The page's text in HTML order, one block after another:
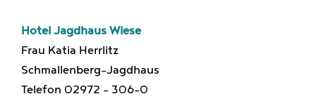
Hotel Jagdhaus Wiese
Frau Katia Herrlitz
Schmallenberg-Jagdhaus
Telefon 02972 – 306-0